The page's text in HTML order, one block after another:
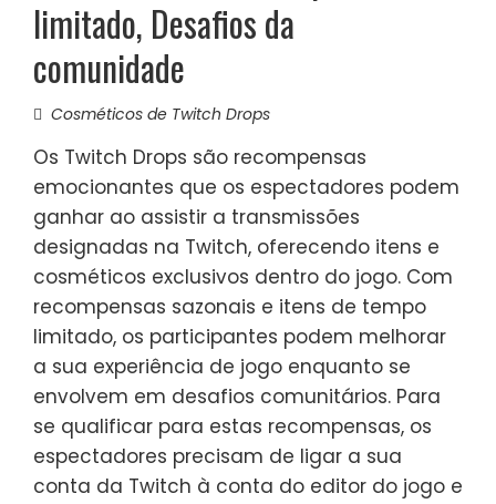
limitado, Desafios da
comunidade
Cosméticos de Twitch Drops
Os Twitch Drops são recompensas
emocionantes que os espectadores podem
ganhar ao assistir a transmissões
designadas na Twitch, oferecendo itens e
cosméticos exclusivos dentro do jogo. Com
recompensas sazonais e itens de tempo
limitado, os participantes podem melhorar
a sua experiência de jogo enquanto se
envolvem em desafios comunitários. Para
se qualificar para estas recompensas, os
espectadores precisam de ligar a sua
conta da Twitch à conta do editor do jogo e